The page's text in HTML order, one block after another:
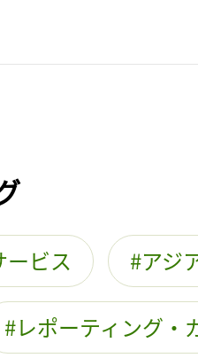
ービス アジ
レポーティング・